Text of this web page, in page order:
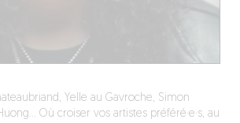
Yelle au Gavroche, Simon
Où croiser vos artistes préféré·e·s, au